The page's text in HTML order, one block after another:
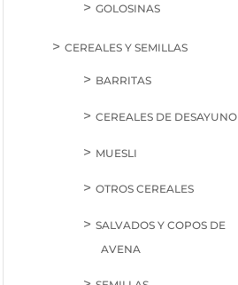
GOLOSINAS
CEREALES Y SEMILLAS
BARRITAS
CEREALES DE DESAYUNO
MUESLI
OTROS CEREALES
SALVADOS Y COPOS DE
AVENA